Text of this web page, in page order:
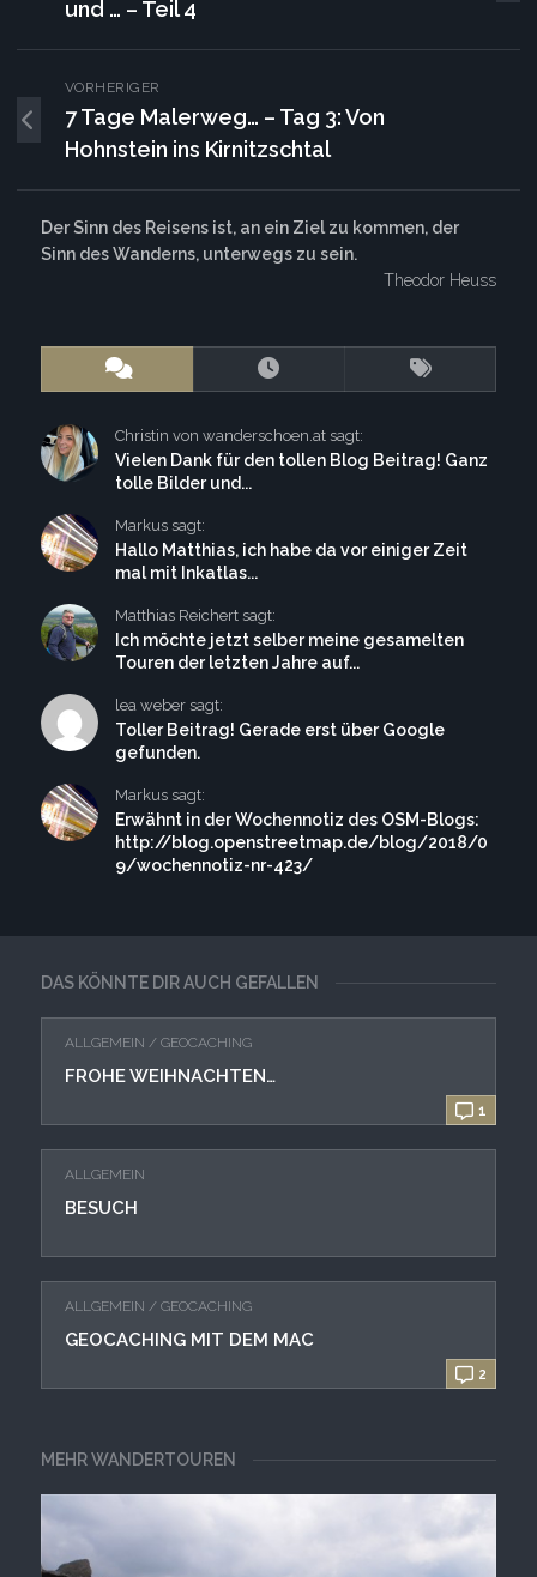
DAS KÖNNTE DIR AUCH GEFALLEN
1
ALLGEMEIN / GEOCACHING
FROHE WEIHNACHTEN…
ALLGEMEIN
BESUCH
2
ALLGEMEIN / GEOCACHING
GEOCACHING MIT DEM MAC
MEHR WANDERTOUREN
und … – Teil 4
VORHERIGER
7 Tage Malerweg… – Tag 3: Von
Hohnstein ins Kirnitzschtal
Der Sinn des Reisens ist, an ein Ziel zu kommen, der
Sinn des Wanderns, unterwegs zu sein.
Theodor Heuss
Christin von wanderschoen.at sagt:
Vielen Dank für den tollen Blog Beitrag! Ganz
tolle Bilder und...
Markus sagt:
Hallo Matthias, ich habe da vor einiger Zeit
mal mit Inkatlas...
Matthias Reichert sagt:
Ich möchte jetzt selber meine gesamelten
Touren der letzten Jahre auf...
lea weber sagt:
Toller Beitrag! Gerade erst über Google
gefunden.
Markus sagt:
Erwähnt in der Wochennotiz des OSM-Blogs:
http://blog.openstreetmap.de/blog/2018/0
9/wochennotiz-nr-423/